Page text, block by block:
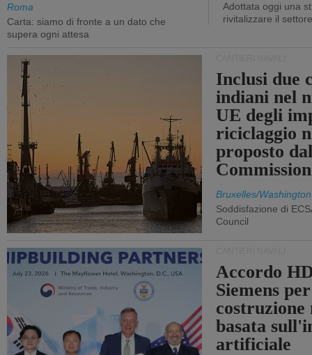
Roma
Carta: siamo di fronte a un dato che
supera ogni attesa
Adottata oggi una
rivitalizzare il settore
Inclusi due
indiani nel
UE degli
riciclaggio
proposto
Bruxelles/Washington
Soddisfazione di
Council
Accordo
Siemens
costruzione
basata
artificiale